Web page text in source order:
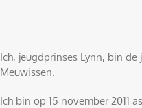
Ich, jeugdprinses Lynn, bin
Meuwissen.
Ich bin op 15 november 2011